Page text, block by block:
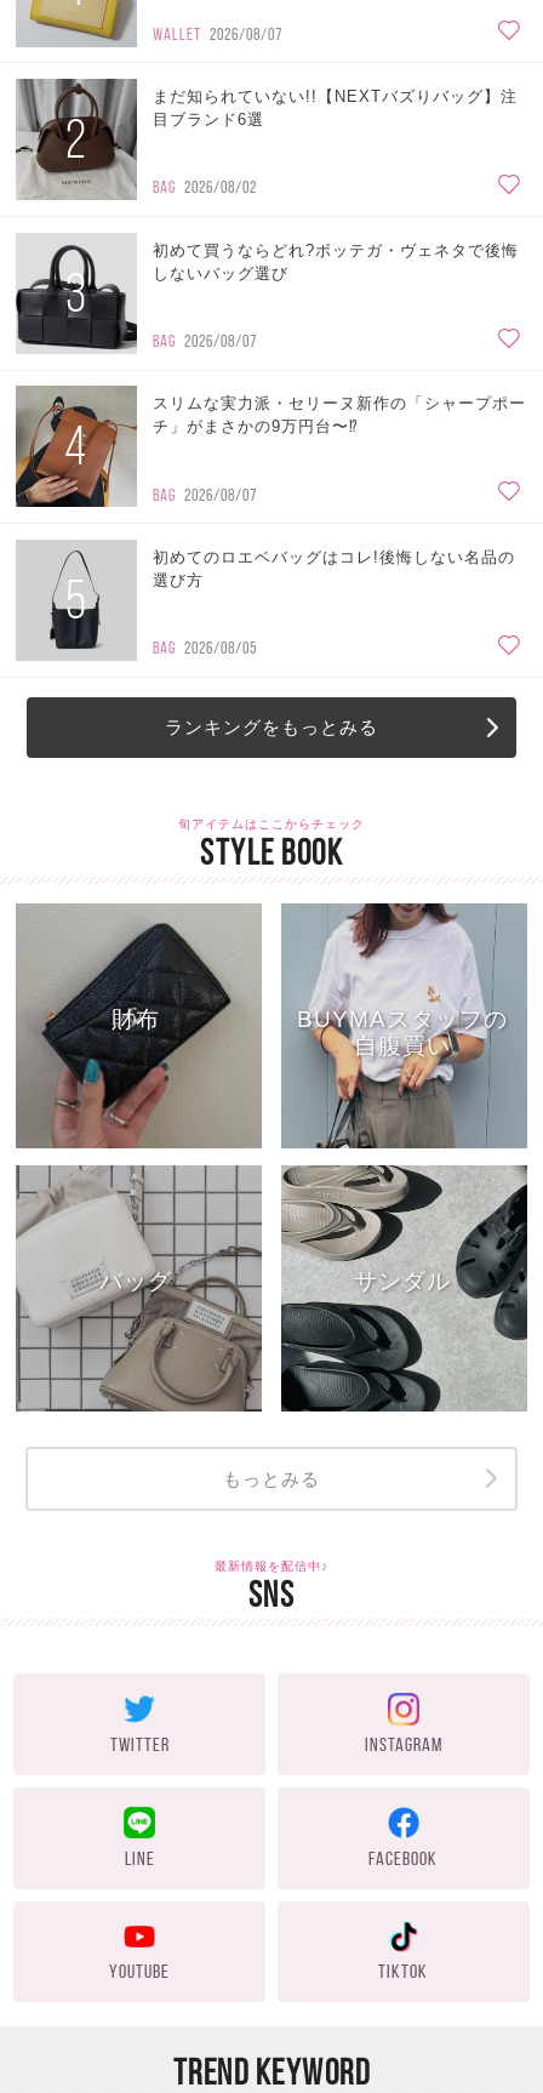
WALLET 2026/08/07
2
まだ知られていない!!【NEXTバズりバッグ】注
目ブランド6選
BAG 2026/08/02
3
初めて買うならどれ?ボッテガ・ヴェネタで後悔
しないバッグ選び
BAG 2026/08/07
4
スリムな実力派・セリーヌ新作の「シャープポー
チ」がまさかの9万円台〜⁉
BAG 2026/08/07
5
初めてのロエベバッグはコレ!後悔しない名品の
選び方
BAG 2026/08/05
ランキングをもっとみる
旬アイテムはここからチェック
STYLE BOOK
財布
BUYMAスタッフの
自腹買い
バッグ サンダル
もっとみる
最新情報を配信中♪
SNS
TWITTER INSTAGRAM
LINE FACEBOOK
YOUTUBE TIKTOK
TREND KEYWORD